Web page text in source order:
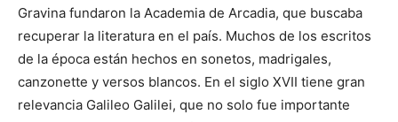
Gravina fundaron la Academia de Arcadia, que buscaba
recuperar la literatura en el país. Muchos de los escritos
de la época están hechos en sonetos, madrigales,
canzonette y versos blancos. En el siglo XVII tiene gran
relevancia Galileo Galilei, que no solo fue importante